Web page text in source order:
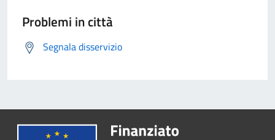
Problemi in città
Segnala disservizio